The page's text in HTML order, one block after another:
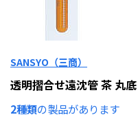
SANSYO（三商）
透明摺合せ遠沈管 茶 丸底
2種類の製品があります